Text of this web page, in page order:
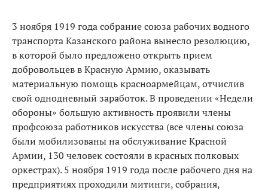
3 ноября 1919 года собрание союза рабочих водного
транспорта Казанского района вынесло резолюцию,
в которой было предложено открыть прием
добровольцев в Красную Армию, оказывать
материальную помощь красноармейцам, отчислив
свой однодневный заработок. В проведении «Недели
обороны» большую активность проявили члены
профсоюза работников искусства (все члены союза
были мобилизованы на обслуживание Красной
Армии, 130 человек состояли в красных полковых
оркестрах). 5 ноября 1919 года после рабочего дня на
предприятиях проходили митинги, собрания,